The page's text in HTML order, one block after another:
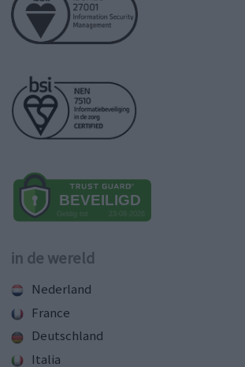
in de wereld
Nederland
France
Deutschland
Italia